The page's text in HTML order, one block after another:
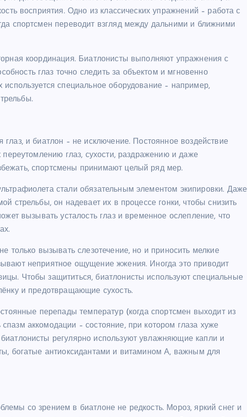
восприятия. Одно из классических упражнений – работа с
спортсмен переводит взгляд между дальними и ближними
координация. Биатлонисты выполняют упражнения с
глаз точно следить за объектом и мгновенно
специальное оборудование – например,
и биатлон – не исключение. Постоянное воздействие
глаз, сухости, раздражению и даже
спортсмены принимают целый ряд мер.
стали обязательным элементом экипировки. Даже
стрельбы, он надевает их в процессе гонки, чтобы снизить
вызывать усталость глаз и временное ослепление, что
только вызывать слезотечение, но и приносить мелкие
неприятное ощущение жжения. Иногда это приводит
Чтобы защититься, биатлонисты используют специальные
и предотвращающие сухость.
перепады температур (когда спортсмен выходит из
аккомодации – состояние, при котором глаза хуже
регулярно используют увлажняющие капли и
богатые антиоксидантами и витамином А, важным для
со зрением в биатлоне не редкость. Мороз, яркий снег и